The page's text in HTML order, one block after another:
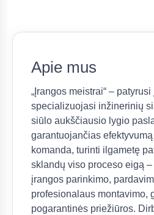
Apie mus
„Įrangos meistrai“ –
specializuojasi inžinerinių
siūlo aukščiausio lygio
garantuojančias
komanda, turinti ilgametę
sklandų viso proceso eigą
įrangos parinkimo,
profesionalaus montavimo,
pogarantinės priežiūros.